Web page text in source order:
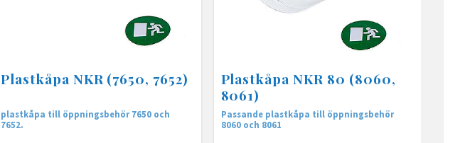
Plastkåpa NKR (7650, 7652)
plastkåpa till öppningsbehör 7650 och
7652.
Plastkåpa NKR 80 (8060,
8061)
Passande plastkåpa till öppningsbehör
8060 och 8061